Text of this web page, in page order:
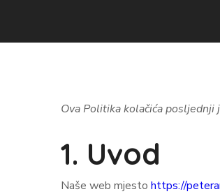
Ova Politika kolačića
1. Uvod
Naše web mjesto https://